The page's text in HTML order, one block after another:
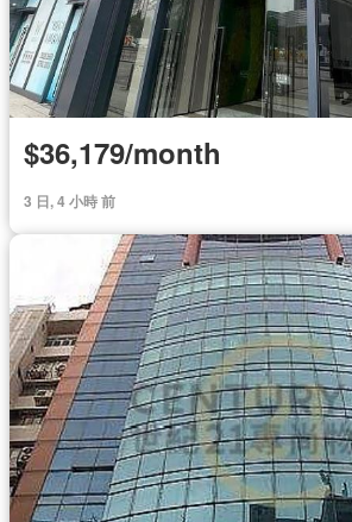
$36,179/month
3 日, 4 小時 前